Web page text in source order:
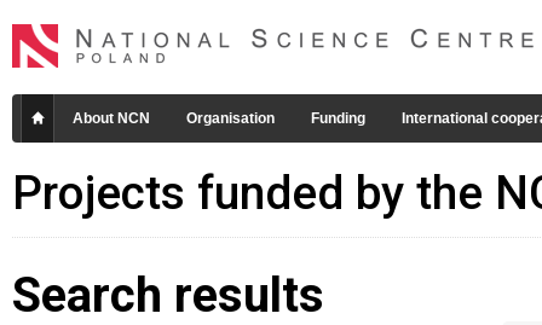
About NCN Organisation Funding International
Projects funded by the
Search results